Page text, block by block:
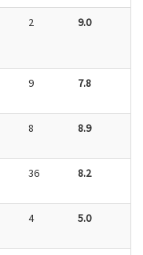
2 9.0
9 7.8
8 8.9
36 8.2
4 5.0